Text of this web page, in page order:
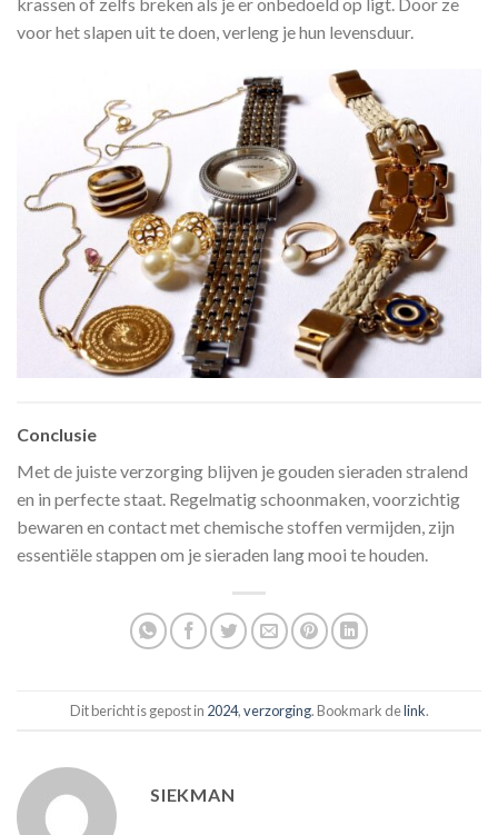
voor het slapen uit te doen, verleng je hun levensduur.
Conclusie
Met de juiste verzorging blijven je gouden sieraden stralend
en in perfecte staat. Regelmatig schoonmaken, voorzichtig
bewaren en contact met chemische stoffen vermijden, zijn
essentiële stappen om je sieraden lang mooi te houden.
Dit bericht is gepost in 2024,verzorging. Bookmark delink.
SIEKMAN